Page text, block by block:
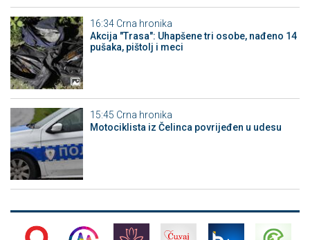
16:34 Crna hronika
Akcija "Trasa": Uhapšene tri osobe, nađeno 14
pušaka, pištolj i meci
15:45 Crna hronika
Motociklista iz Čelinca povrijeđen u udesu